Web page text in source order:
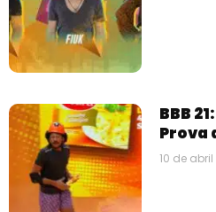
BBB
Prova
10 de abril